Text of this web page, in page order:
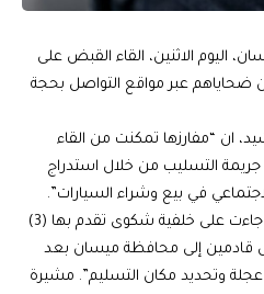
اليوم الاثنين، القاء القبض على
ضحاياهم عبر مواقع التواصل بحجة
ان “مفارزها تمكنت من القاء
جريمة التسليب من خلال استدراج
في بيع وشراء السيارات”.
وتابعت ان ” عملية إلقاء القبض جاءت على خلفية شكوى تقدم بها (3)
قادمين إلى محافظة ميسان بعد
وتحديد مكان التسليم”. مشيرة